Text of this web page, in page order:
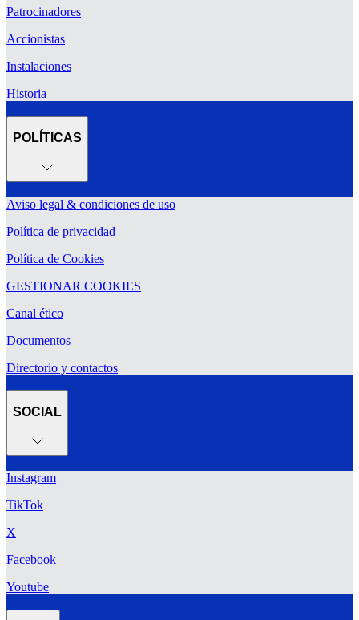
Patrocinadores
Accionistas
Instalaciones
Historia
POLÍTICAS
Aviso legal & condiciones de uso
Política de privacidad
Política de Cookies
GESTIONAR COOKIES
Canal ético
Documentos
Directorio y contactos
SOCIAL
Instagram
TikTok
X
Facebook
Youtube